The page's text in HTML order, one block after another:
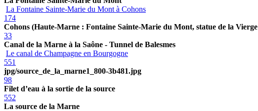
La Fontaine Sainte-Marie du Mont à Cohons
174
Cohons (Haute-Marne : Fontaine Sainte-Marie du Mont, statue de la Vierge
33
Canal de la Marne à la Saône - Tunnel de Balesmes
Le canal de Champagne en Bourgogne
551
jpg/source_de_la_marne1_800-3b481.jpg
98
Filet d’eau à la sortie de la source
552
La source de la Marne